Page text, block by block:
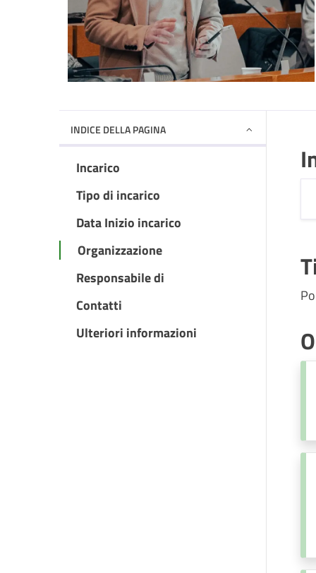
INDICE DELLA PAGINA
Incarico
Tipo di incarico
Data Inizio incarico
Organizzazione
Responsabile di
Contatti
Ulteriori informazioni